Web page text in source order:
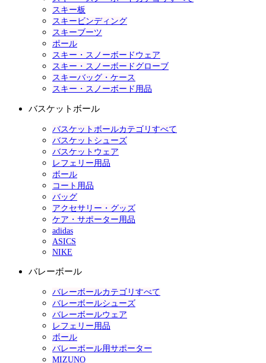
スキー板
スキービンディング
スキーブーツ
ポール
スキー・スノーボードウェア
スキー・スノーボードグローブ
スキーバッグ・ケース
スキー・スノーボード用品
バスケットボール
バスケットボールカテゴリすべて
バスケットシューズ
バスケットウェア
レフェリー用品
ボール
コート用品
バッグ
アクセサリー・グッズ
ケア・サポーター用品
adidas
ASICS
NIKE
バレーボール
バレーボールカテゴリすべて
バレーボールシューズ
バレーボールウェア
レフェリー用品
ボール
バレーボール用サポーター
MIZUNO